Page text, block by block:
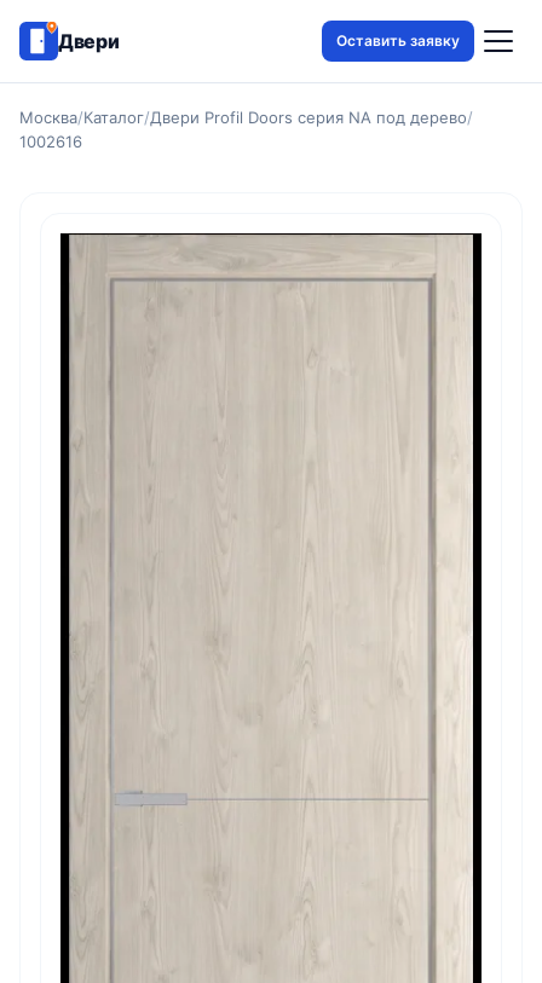
Двери Оставить заявку
Москва/Каталог/Двери Profil Doors серия NA под дерево/
1002616